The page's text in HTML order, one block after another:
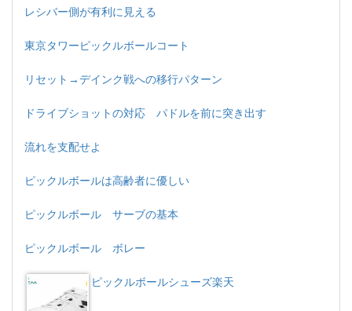
レシバー側が有利に見える
東京タワーピックルボールコート
リセット→デインク戦への移行パターン
ドライブショットの対応 パドルを前に突き出す
流れを支配せよ
ピックルボールは高齢者に優しい
ピックルボール サーブの基本
ピックルボール ボレー
ピックルボールシューズ楽天